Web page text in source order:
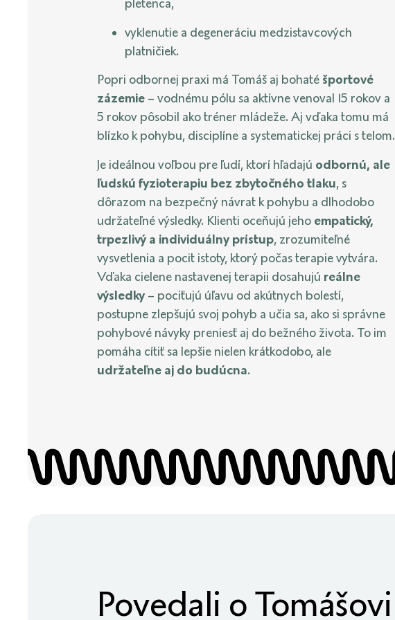
pletenca,
vyklenutie a degeneráciu medzistavcových
platničiek.
Popri odbornej praxi má Tomáš aj bohaté športové
zázemie – vodnému pólu sa aktívne venoval 15 rokov a
5 rokov pôsobil ako tréner mládeže. Aj vďaka tomu má
blízko k pohybu, disciplíne a systematickej práci s telom.
Je ideálnou voľbou pre ľudí, ktorí hľadajú odbornú, ale
ľudskú fyzioterapiu bez zbytočného tlaku, s
dôrazom na bezpečný návrat k pohybu a dlhodobo
udržateľné výsledky. Klienti oceňujú jeho empatický,
trpezlivý a individuálny prístup, zrozumiteľné
vysvetlenia a pocit istoty, ktorý počas terapie vytvára.
Vďaka cielene nastavenej terapii dosahujú reálne
výsledky– pociťujú úľavu od akútnych bolestí,
postupne zlepšujú svoj pohyb a učia sa, ako si správne
pohybové návyky preniesť aj do bežného života. To im
pomáha cítiť sa lepšie nielen krátkodobo, ale
udržateľne aj do budúcna.
Povedali o Tomášovi